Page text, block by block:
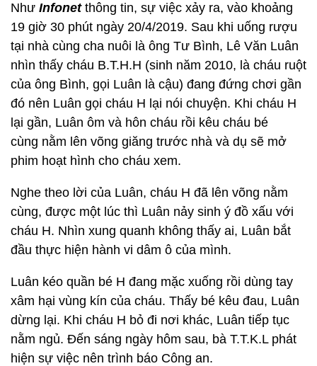
Như Infonetthông tin, sự việc xảy ra, vào khoảng
19 giờ 30 phút ngày 20/4/2019. Sau khi uống rượu
tại nhà cùng cha nuôi là ông Tư Bình, Lê Văn Luân
nhìn thấy cháu B.T.H.H (sinh năm 2010, là cháu ruột
của ông Bình, gọi Luân là cậu) đang đứng chơi gần
đó nên Luân gọi cháu H lại nói chuyện. Khi cháu H
lại gần, Luân ôm và hôn cháu rồi kêu cháu bé
cùng nằm lên võng giăng trước nhà và dụ sẽ mở
phim hoạt hình cho cháu xem.
Nghe theo lời của Luân, cháu H đã lên võng nằm
cùng, được một lúc thì Luân nảy sinh ý đồ xấu với
cháu H. Nhìn xung quanh không thấy ai, Luân bắt
đầu thực hiện hành vi dâm ô của mình.
Luân kéo quần bé H đang mặc xuống rồi dùng tay
xâm hại vùng kín của cháu. Thấy bé kêu đau, Luân
dừng lại. Khi cháu H bỏ đi nơi khác, Luân tiếp tục
nằm ngủ. Đến sáng ngày hôm sau, bà T.T.K.L phát
hiện sự việc nên trình báo Công an.